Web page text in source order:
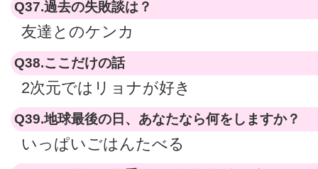
Q37.過去の失敗談は？
友達とのケンカ
Q38.ここだけの話
2次元ではリョナが好き
Q39.地球最後の日、あなたなら何をしますか？
いっぱいごはんたべる